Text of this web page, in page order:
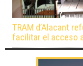
TRAM d’Alacant
facilitar el acceso